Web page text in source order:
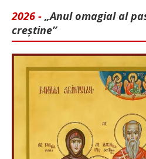
2026 - „Anul omagial al
creștine”